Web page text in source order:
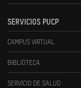
SERVICIOS PUCP
CAMPUS VIRTUAL
BIBLIOTECA
SERVICIO DE SALUD